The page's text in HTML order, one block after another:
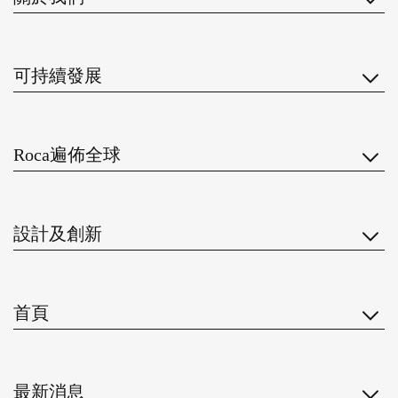
可持續發展
Roca遍佈全球
設計及創新
首頁
最新消息